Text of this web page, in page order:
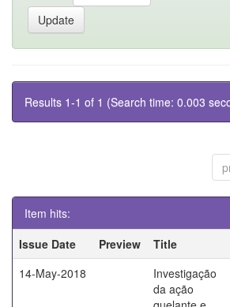
Results 1-1 of 1 (Search time: 0.003
Item hits:
Issue Date
Preview Title
14-May-2018
Investigação
da ação